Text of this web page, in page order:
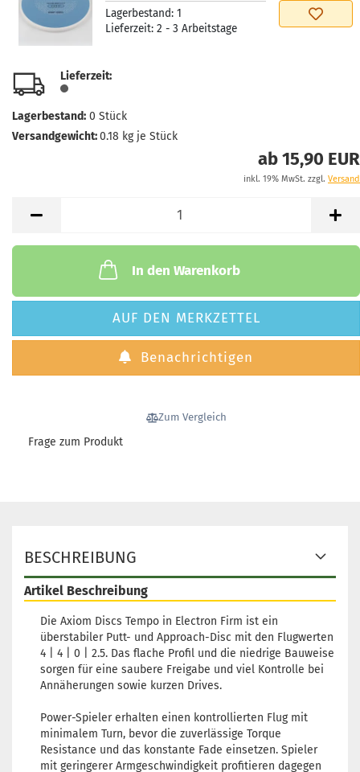
Lagerbestand: 1
Lieferzeit: 2 - 3 Arbeitstage
Lieferzeit:
Lagerbestand: 0 Stück
Versandgewicht:0.18 kg je Stück
ab 15,90 EUR
inkl. 19% MwSt. zzgl. Versand
In den Warenkorb
AUF DEN MERKZETTEL
Benachrichtigen
Zum Vergleich
Frage zum Produkt
BESCHREIBUNG
Artikel Beschreibung
Die Axiom Discs Tempo in Electron Firm ist ein
überstabiler Putt- und Approach-Disc mit den Flugwerten
4 | 4 | 0 | 2.5. Das flache Profil und die niedrige Bauweise
sorgen für eine saubere Freigabe und viel Kontrolle bei
Annäherungen sowie kurzen Drives.
Power-Spieler erhalten einen kontrollierten Flug mit
minimalem Turn, bevor die zuverlässige Torque
Resistance und das konstante Fade einsetzen. Spieler
mit geringerer Armgeschwindigkeit profitieren dagegen